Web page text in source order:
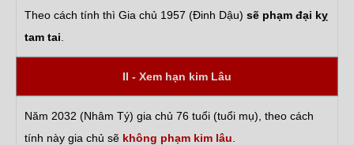
Theo cách tính thì Gia chủ 1957 (Đinh Dậu) sẽ phạm đại kỵ
tam tai
II - Xem hạn kim Lâu
Năm 2032 (Nhâm Tý) gia chủ 76 tuổi (tuổi mụ), theo cách
tính này gia chủ sẽ không phạm kim lâu